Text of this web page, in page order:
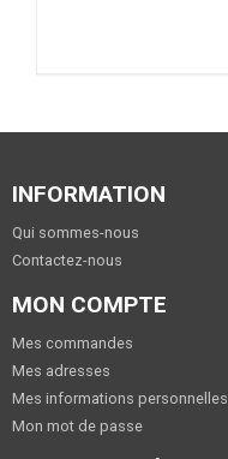
INFORMATION
Qui sommes-nous
Contactez-nous
MON COMPTE
Mes commandes
Mes adresses
Mes informations personnelles
Mon mot de passe